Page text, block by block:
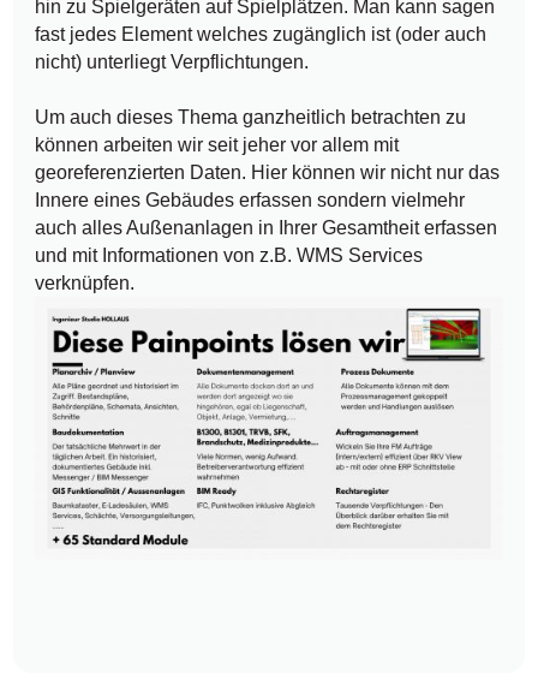
hin zu Spielgeräten auf Spielplätzen. Man kann sagen
fast jedes Element welches zugänglich ist (oder auch
nicht) unterliegt Verpflichtungen.
Um auch dieses Thema ganzheitlich betrachten zu
können arbeiten wir seit jeher vor allem mit
georeferenzierten Daten. Hier können wir nicht nur das
Innere eines Gebäudes erfassen sondern vielmehr
auch alles Außenanlagen in Ihrer Gesamtheit erfassen
und mit Informationen von z.B. WMS Services
verknüpfen.